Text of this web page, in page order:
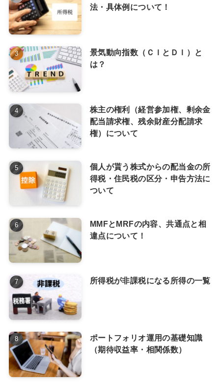
法・具体例について！
景気動向指数（ＣＩとＤＩ）と
は？
株主の権利（経営参加権、剰余金
配当請求権、残余財産分配請求
権）について
個人が貰う株式からの配当金の所
得税・住民税の区分・申告方法に
ついて
MMFとMRFの内容、共通点と相
違点について！
所得税が非課税になる所得の一覧
ポートフォリオ運用の基礎知識
（期待収益率・相関係数）